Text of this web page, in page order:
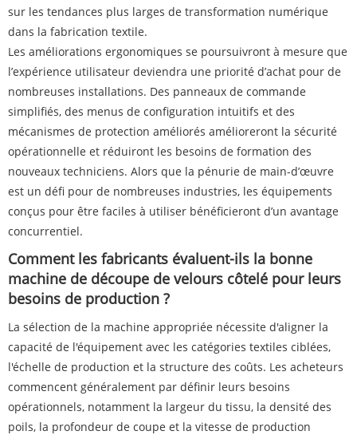
sur les tendances plus larges de transformation numérique
dans la fabrication textile.
Les améliorations ergonomiques se poursuivront à mesure que
l’expérience utilisateur deviendra une priorité d’achat pour de
nombreuses installations. Des panneaux de commande
simplifiés, des menus de configuration intuitifs et des
mécanismes de protection améliorés amélioreront la sécurité
opérationnelle et réduiront les besoins de formation des
nouveaux techniciens. Alors que la pénurie de main-d’œuvre
est un défi pour de nombreuses industries, les équipements
conçus pour être faciles à utiliser bénéficieront d’un avantage
concurrentiel.
Comment les fabricants évaluent-ils la bonne
machine de découpe de velours côtelé pour leurs
besoins de production ?
La sélection de la machine appropriée nécessite d'aligner la
capacité de l'équipement avec les catégories textiles ciblées,
l'échelle de production et la structure des coûts. Les acheteurs
commencent généralement par définir leurs besoins
opérationnels, notamment la largeur du tissu, la densité des
poils, la profondeur de coupe et la vitesse de production